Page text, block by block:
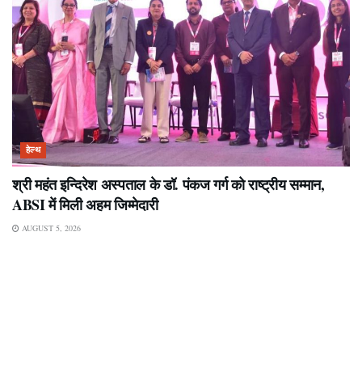
हेल्थ
श्री महंत इन्दिरेश अस्पताल के डॉ. पंकज गर्ग को राष्ट्रीय सम्मान,
ABSI में मिली अहम जिम्मेदारी
AUGUST 5, 2026